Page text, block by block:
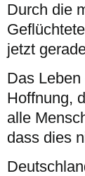
Durch die
jetzt
Das
Hoffnung,
alle
dass dies